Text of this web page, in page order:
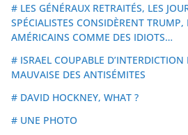
# LES GÉNÉRAUX RETRAITÉS, LES
SPÉCIALISTES CONSIDÈRENT TRUMP,
AMÉRICAINS COMME DES IDIOTS…
# ISRAEL COUPABLE D’INTERDICTION
MAUVAISE DES ANTISÉMITES
# DAVID HOCKNEY, WHAT ?
# UNE PHOTO